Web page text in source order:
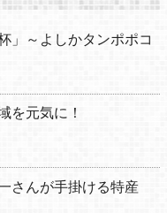
」～よしかタンポポコ
を元気に！
さんが手掛ける特産